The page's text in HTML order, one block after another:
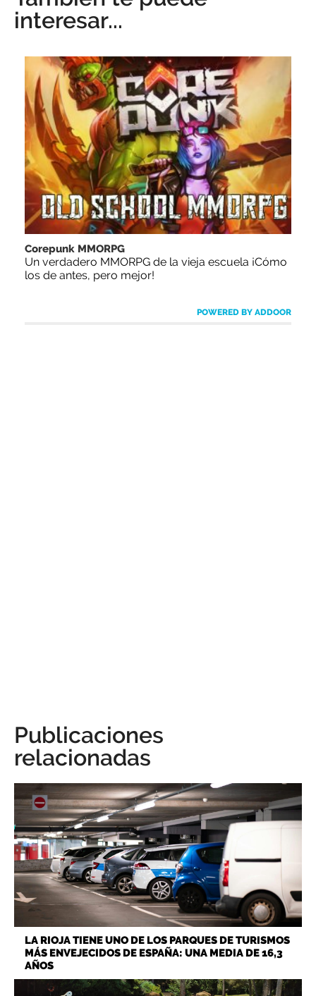
interesar...
Corepunk MMORPG
Un verdadero MMORPG de la vieja escuela ¡Cómo
los de antes, pero mejor!
POWERED BY ADDOOR
Publicaciones
relacionadas
LA RIOJA TIENE UNO DE LOS PARQUES DE TURISMOS
MÁS ENVEJECIDOS DE ESPAÑA: UNA MEDIA DE 16,3
AÑOS